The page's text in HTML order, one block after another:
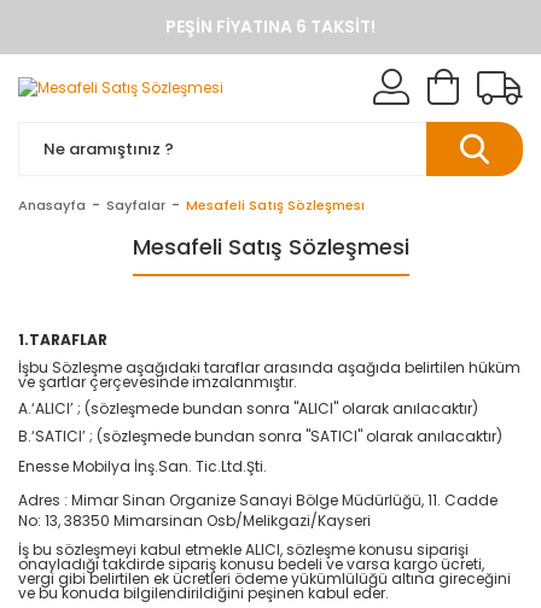
PEŞIN FIYATINA 6 TAKSIT!
ANINDA %10 HAVALE İNDIRIMI
TÜM ÜRÜNLERDE KARGO BEDAVA
KAREN BANYO RESMI ALIŞVERIŞ SITESI
BANYO DOLAPLARINDA ANINDA %10 HAVALE INDIRIMI
Anasayfa Sayfalar Mesafeli Satış Sözleşmesi
Mesafeli Satış Sözleşmesi
1.TARAFLAR
İşbu Sözleşme aşağıdaki taraflar arasında aşağıda belirtilen hüküm
ve şartlar çerçevesinde imzalanmıştır.
A.‘ALICI’ ; (sözleşmede bundan sonra "ALICI" olarak anılacaktır)
B.‘SATICI’ ; (sözleşmede bundan sonra "SATICI" olarak anılacaktır)
Enesse Mobilya İnş.San. Tic.Ltd.Şti.
Adres : Mimar Sinan Organize Sanayi Bölge Müdürlüğü, 11. Cadde
No: 13, 38350 Mimarsinan Osb/Melikgazi/Kayseri
İş bu sözleşmeyi kabul etmekle ALICI, sözleşme konusu siparişi
onayladığı takdirde sipariş konusu bedeli ve varsa kargo ücreti,
vergi gibi belirtilen ek ücretleri ödeme yükümlülüğü altına gireceğini
ve bu konuda bilgilendirildiğini peşinen kabul eder.